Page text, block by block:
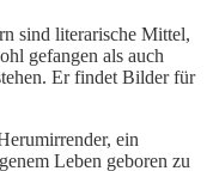
sind literarische Mittel,
gefangen als auch
Er findet Bilder für
ein
Leben geboren zu